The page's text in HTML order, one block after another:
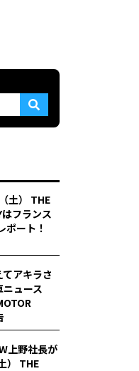
土） THE
はフランス
ポート！
てアキラさ
ュース
上野社長が
） THE